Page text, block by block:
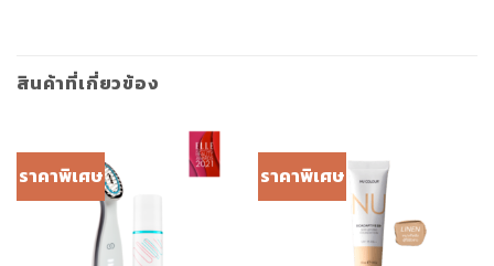
สินค้าที่เกี่ยวข้อง
ราคาพิเศษ ราคาพิเศษ